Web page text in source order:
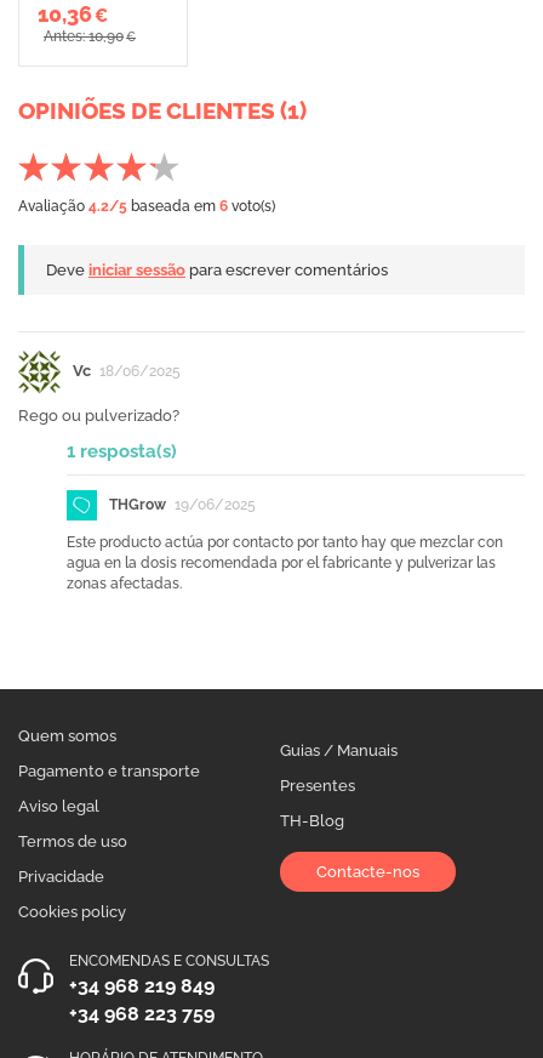
10,36€
Antes: 10,90€
OPINIÕES DE CLIENTES (1)
Avaliação 4.2/5 baseada em 6 voto(s)
Deve iniciar sessão para escrever comentários
Vc 18/06/2025
Rego ou pulverizado?
1 resposta(s)
THGrow 19/06/2025
Este producto actúa por contacto por tanto hay que mezclar con
agua en la dosis recomendada por el fabricante y pulverizar las
zonas afectadas.
Quem somos
Pagamento e transporte
Aviso legal
Termos de uso
Privacidade
Cookies policy
Guias / Manuais
Presentes
TH-Blog
Contacte-nos
ENCOMENDAS E CONSULTAS
+34 968 219 849
+34 968 223 759